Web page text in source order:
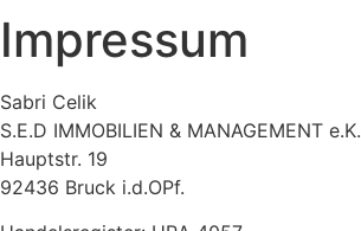
Impressum
Sabri Celik
S.E.D IMMOBILIEN & MANAGEMENT e.K.
Hauptstr. 19
92436 Bruck i.d.OPf.